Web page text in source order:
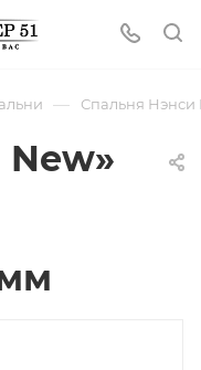
— Спальня Нэнси